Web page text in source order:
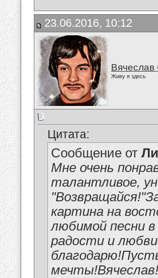
23.06.2016, 10:12
Вячеслав
Живу я здесь
Цитата:
Сообщение от
Мне очень
талантливое,
картина на
любимой песни
радости и
мечты!Вячеслав!